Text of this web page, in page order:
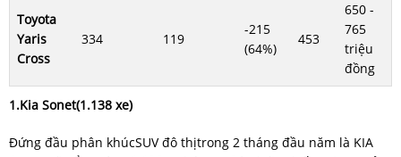
Toyota
Yaris
Cross
334 119
-215
(64%)
453
650 -
765
triệu
đồng
1.Kia Sonet(1.138 xe)
Đứng đầu phân khúcSUV đô thịtrong 2 tháng đầu năm là KIA